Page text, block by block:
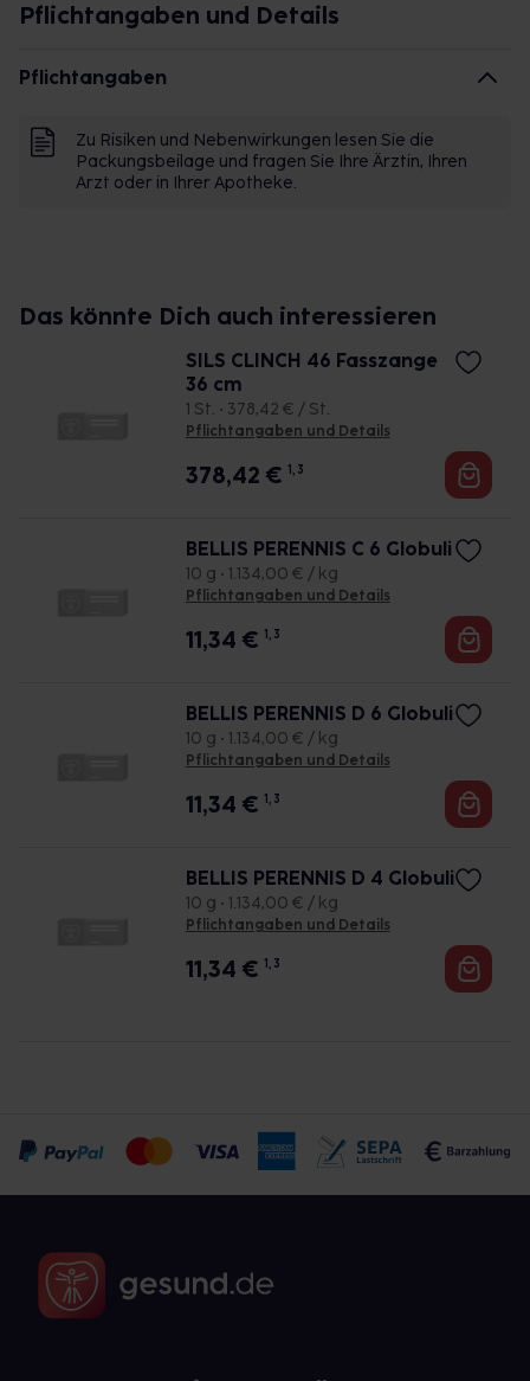
Pflichtangaben und Details
Pflichtangaben
Zu Risiken und Nebenwirkungen lesen Sie die
Packungsbeilage und fragen Sie Ihre Ärztin, Ihren
Arzt oder in Ihrer Apotheke.
Das könnte Dich auch interessieren
SILS CLINCH 46 Fasszange
36 cm
1 St. • 378,42 € / St.
Pflichtangaben und Details
378,42 € 1, 3
BELLIS PERENNIS C 6 Globuli
10 g • 1.134,00 € / kg
Pflichtangaben und Details
11,34 € 1, 3
BELLIS PERENNIS D 6 Globuli
10 g • 1.134,00 € / kg
Pflichtangaben und Details
11,34 € 1, 3
BELLIS PERENNIS D 4 Globuli
10 g • 1.134,00 € / kg
Pflichtangaben und Details
11,34 € 1, 3